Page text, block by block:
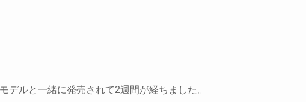
ルと一緒に発売されて2週間が経ちました。